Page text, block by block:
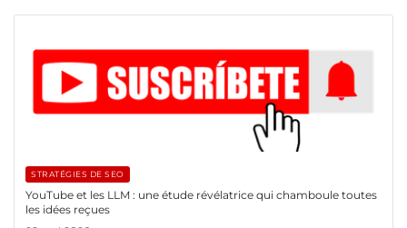
STRATÉGIES DE SEO
YouTube et les LLM : une étude révélatrice qui chamboule toutes
les idées reçues